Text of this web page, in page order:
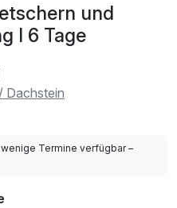
und
I 6 Tage
Dachstein
Termine verfügbar –